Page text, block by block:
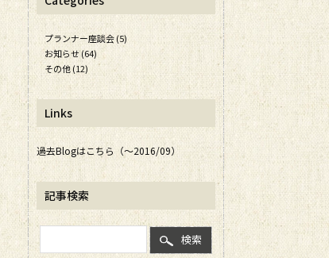
プランナー座談会 (5)
お知らせ (64)
その他 (12)
Links
過去Blogはこちら（～2016/09）
記事検索
検索